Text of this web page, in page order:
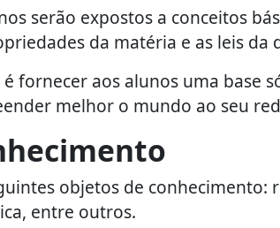
serão expostos a conceitos
da matéria e as leis da
fornecer aos alunos uma base
melhor o mundo ao seu
objetos de conhecimento:
entre outros.